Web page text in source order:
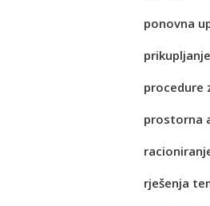
ponovna
procedure
prostorna
rješenja